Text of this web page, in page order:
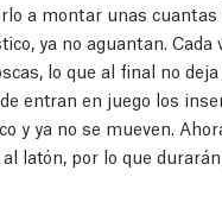
a montar unas
ya no aguantan.
lo que al final no
entran en juego los
y ya no se mueven.
latón, por lo que